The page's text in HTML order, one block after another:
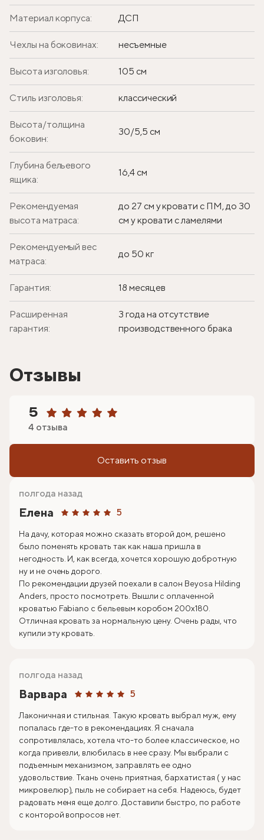
Материал корпуса: ДСП
Чехлы на боковинах: несъемные
Высота изголовья: 105 см
Стиль изголовья: классический
Высота/толщина
боковин:
30/5,5 см
Глубина бельевого
ящика:
16,4 см
Рекомендуемая
высота матраса:
до 27 см у кровати с ПМ, до 30
см у кровати с ламелями
Рекомендуемый вес
матраса:
до 50 кг
Гарантия: 18 месяцев
Расширенная
гарантия:
3 года на отсутствие
производственного брака
Отзывы
5
4 отзыва
Оставить отзыв
Елена 5
полгода назад
На дачу, которая можно сказать второй дом, решено
было поменять кровать так как наша пришла в
негодность. И, как всегда, хочется хорошую добротную
ну и не очень дорого.
По рекомендации друзей поехали в салон Beyosa Hilding
Anders, просто посмотреть. Вышли с оплаченной
кроватью Fabiano с бельевым коробом 200х180.
Отличная кровать за нормальную цену. Очень рады, что
купили эту кровать.
Варвара 5
полгода назад
Лаконичная и стильная. Такую кровать выбрал муж, ему
попалась где-то в рекомендациях. Я сначала
сопротивлялась, хотела что-то более классическое, но
когда привезли, влюбилась в нее сразу. Мы выбрали с
подъемным механизмом, заправлять ее одно
удовольствие. Ткань очень приятная, бархатистая ( у нас
микровелюр), пыль не собирает на себя. Надеюсь, будет
радовать меня еще долго. Доставили быстро, по работе
с конторой вопросов нет.